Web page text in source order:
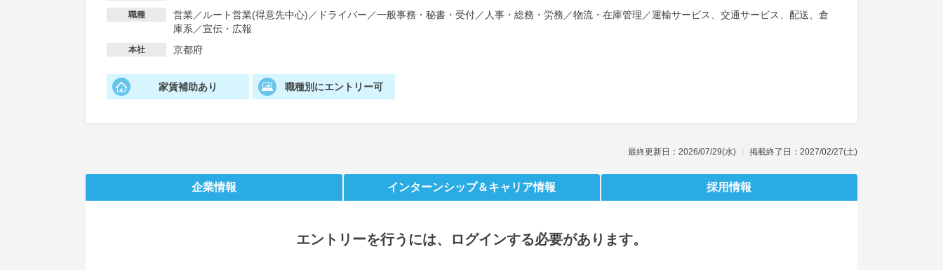
職種 営業／ ルート営業(得意先中心) ／ ドライバー ／一般事務・秘書・受付／ 人事・総務・労務 ／物流・在庫管理 ／運輸サービス、交通サービス、配送、倉
庫系 ／宣伝・広報
本社 京都府
家賃補助あり 職種別にエントリー可
最終更新日：2026/07/29(水) 掲載終了日：2027/02/27(土)
企業情報 インターンシップ＆キャリア情報 採用情報
エントリーを行うには、ログインする必要があります。